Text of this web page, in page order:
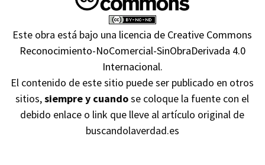
Este obra está bajo una licencia de Creative Commons
Reconocimiento-NoComercial-SinObraDerivada 4.0
Internacional.
El contenido de este sitio puede ser publicado en otros
sitios,siempre y cuandose coloque la fuente con el
debido enlace o link que lleve al artículo original de
buscandolaverdad.es